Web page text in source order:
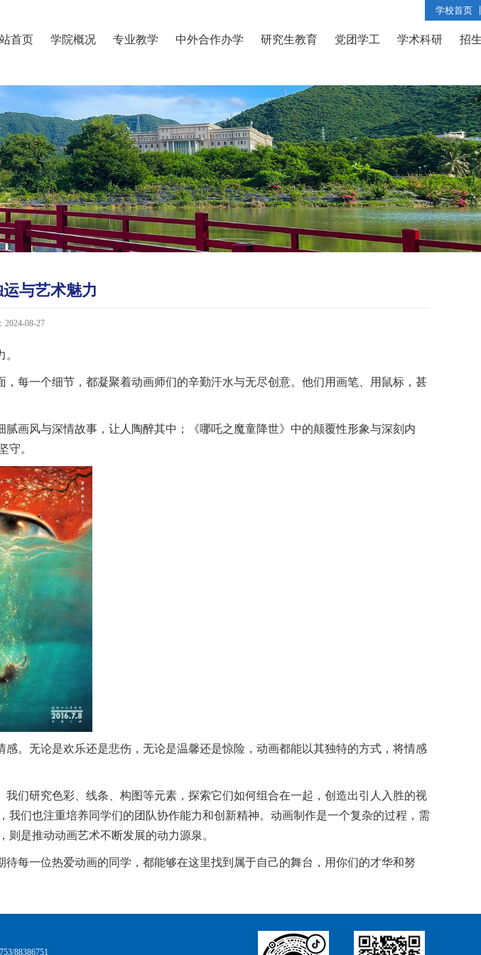
学校首页
首页 学院概况 专业教学 中外合作办学 研究生教育 党团学工 学术科研 招
与艺术魅力
2024-08-27
每一个细节，都凝聚着动画师们的辛勤汗水与无尽创意。他们用画笔、用鼠标，甚
画风与深情故事，让人陶醉其中；《哪吒之魔童降世》中的颠覆性形象与深刻内
守。
。无论是欢乐还是悲伤，无论是温馨还是惊险，动画都能以其独特的方式，将情感
们研究色彩、线条、构图等元素，探索它们如何组合在一起，创造出引人入胜的视
们也注重培养同学们的团队协作能力和创新精神。动画制作是一个复杂的过程，需
是推动动画艺术不断发展的动力源泉。
每一位热爱动画的同学，都能够在这里找到属于自己的舞台，用你们的才华和努
88386751